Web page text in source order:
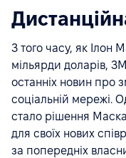
З того часу, як Ілон
мільярди доларів,
останніх новин про
соціальній мережі.
стало рішення
для своїх нових
за попередніх